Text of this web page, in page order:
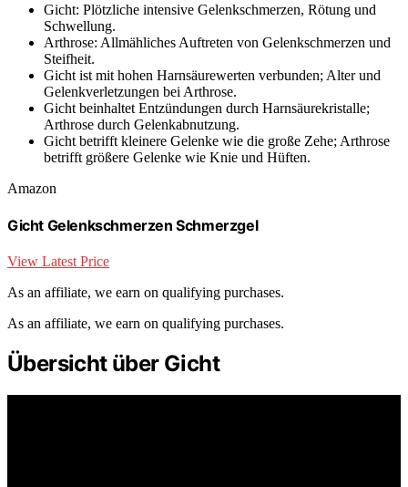
Gicht: Plötzliche intensive Gelenkschmerzen, Rötung und
Schwellung.
Arthrose: Allmähliches Auftreten von Gelenkschmerzen und
Steifheit.
Gicht ist mit hohen Harnsäurewerten verbunden; Alter und
Gelenkverletzungen bei Arthrose.
Gicht beinhaltet Entzündungen durch Harnsäurekristalle;
Arthrose durch Gelenkabnutzung.
Gicht betrifft kleinere Gelenke wie die große Zehe; Arthrose
betrifft größere Gelenke wie Knie und Hüften.
Amazon
Gicht Gelenkschmerzen Schmerzgel
View Latest Price
As an affiliate, we earn on qualifying purchases.
As an affiliate, we earn on qualifying purchases.
Übersicht über Gicht